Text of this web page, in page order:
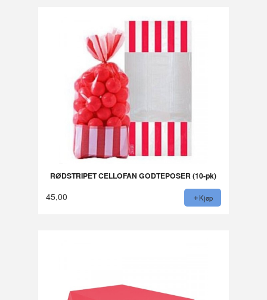
RØDSTRIPET CELLOFAN GODTEPOSER (10-pk)
45,00 Kjøp